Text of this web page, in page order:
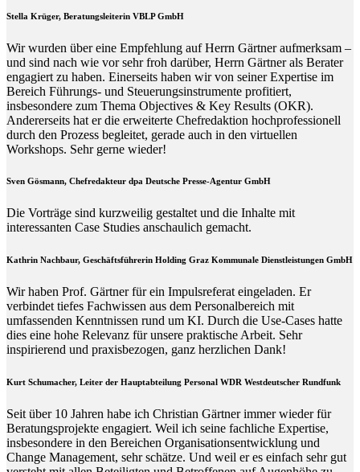
Stella Krüger, Beratungsleiterin VBLP GmbH
Wir wurden über eine Empfehlung auf Herrn Gärtner aufmerksam –
und sind nach wie vor sehr froh darüber, Herrn Gärtner als Berater
engagiert zu haben. Einerseits haben wir von seiner Expertise im
Bereich Führungs- und Steuerungsinstrumente profitiert,
insbesondere zum Thema Objectives & Key Results (OKR).
Andererseits hat er die erweiterte Chefredaktion hochprofessionell
durch den Prozess begleitet, gerade auch in den virtuellen
Workshops. Sehr gerne wieder!
Sven Gösmann, Chefredakteur dpa Deutsche Presse-Agentur GmbH
Die Vorträge sind kurzweilig gestaltet und die Inhalte mit
interessanten Case Studies anschaulich gemacht.
Kathrin Nachbaur, Geschäftsführerin Holding Graz Kommunale Dienstleistungen GmbH
Wir haben Prof. Gärtner für ein Impulsreferat eingeladen. Er
verbindet tiefes Fachwissen aus dem Personalbereich mit
umfassenden Kenntnissen rund um KI. Durch die Use-Cases hatte
dies eine hohe Relevanz für unsere praktische Arbeit. Sehr
inspirierend und praxisbezogen, ganz herzlichen Dank!
Kurt Schumacher, Leiter der Hauptabteilung Personal WDR Westdeutscher Rundfunk
Seit über 10 Jahren habe ich Christian Gärtner immer wieder für
Beratungsprojekte engagiert. Weil ich seine fachliche Expertise,
insbesondere in den Bereichen Organisationsentwicklung und
Change Management, sehr schätze. Und weil er es einfach sehr gut